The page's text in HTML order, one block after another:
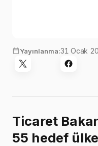
Yayınlanma:31 Ocak
Ticaret
55 hedef